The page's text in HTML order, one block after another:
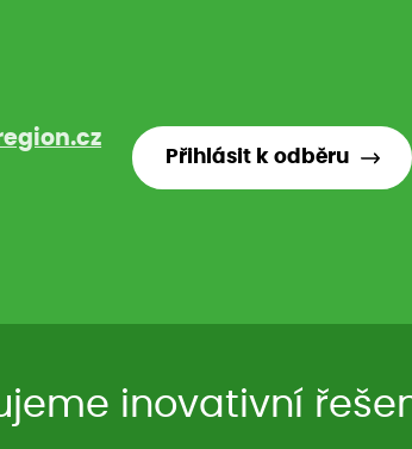
Přihlásit k odběru
inovativní